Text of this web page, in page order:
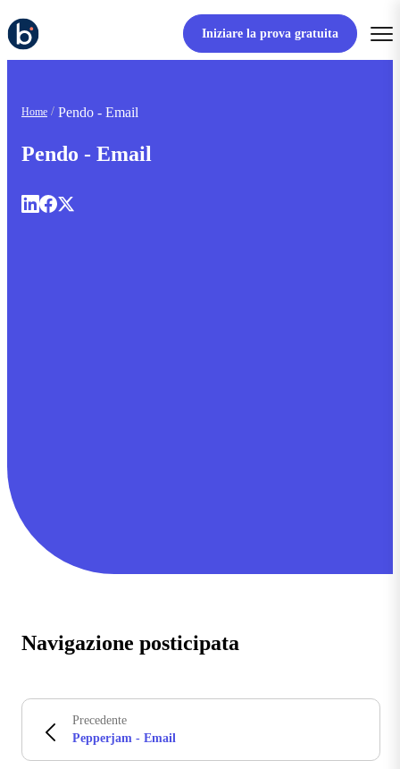
Iniziare la prova gratuita
Home Pendo - Email
Pendo - Email
Navigazione posticipata
Precedente
Pepperjam - Email